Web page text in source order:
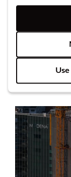
Cost Clarity
ya está
permite a
importar los